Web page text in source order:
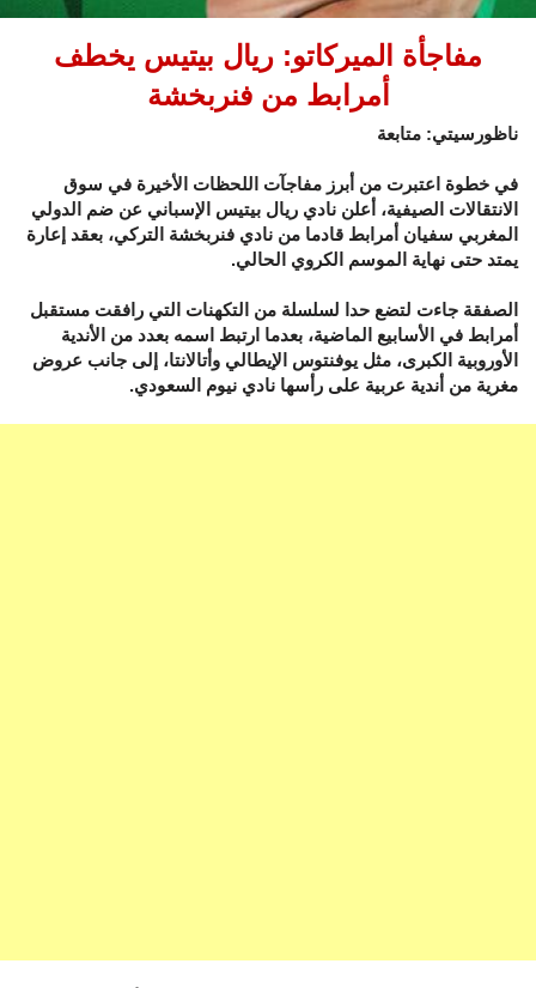
مفاجأة الميركاتو: ريال بيتيس يخطف
أمرابط من فنربخشة
ناظورسيتي: متابعة
في خطوة اعتبرت من أبرز مفاجآت اللحظات الأخيرة في سوق
الانتقالات الصيفية، أعلن نادي ريال بيتيس الإسباني عن ضم الدولي
المغربي سفيان أمرابط قادما من نادي فنربخشة التركي، بعقد إعارة
يمتد حتى نهاية الموسم الكروي الحالي.
الصفقة جاءت لتضع حدا لسلسلة من التكهنات التي رافقت مستقبل
أمرابط في الأسابيع الماضية، بعدما ارتبط اسمه بعدد من الأندية
الأوروبية الكبرى، مثل يوفنتوس الإيطالي وأتالانتا، إلى جانب عروض
مغرية من أندية عربية على رأسها نادي نيوم السعودي.